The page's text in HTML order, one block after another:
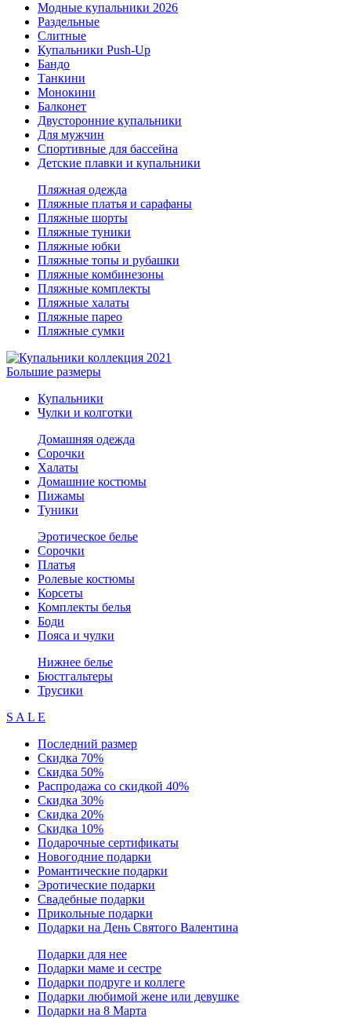
Модные купальники 2026
Раздельные
Слитные
Купальники Push-Up
Бандо
Танкини
Монокини
Балконет
Двусторонние купальники
Для мужчин
Спортивные для бассейна
Детские плавки и купальники
Пляжная одежда
Пляжные платья и сарафаны
Пляжные шорты
Пляжные туники
Пляжные юбки
Пляжные топы и рубашки
Пляжные комбинезоны
Пляжные комплекты
Пляжные халаты
Пляжные парео
Пляжные сумки
Большие размеры
Купальники
Чулки и колготки
Домашняя одежда
Сорочки
Халаты
Домашние костюмы
Пижамы
Туники
Эротическое белье
Сорочки
Платья
Ролевые костюмы
Корсеты
Комплекты белья
Боди
Пояса и чулки
Нижнее белье
Бюстгальтеры
Трусики
S A L E
Последний размер
Скидка 70%
Скидка 50%
Распродажа со скидкой 40%
Скидка 30%
Скидка 20%
Скидка 10%
Подарочные сертификаты
Новогодние подарки
Романтические подарки
Эротические подарки
Свадебные подарки
Прикольные подарки
Подарки на День Святого Валентина
Подарки для нее
Подарки маме и сестре
Подарки подруге и коллеге
Подарки любимой жене или девушке
Подарки на 8 Марта